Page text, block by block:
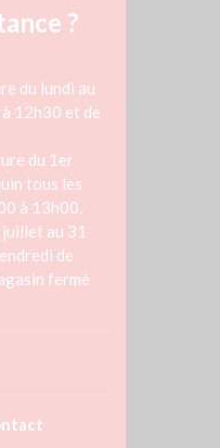
?
du lundi au
12h30 et de
du 1er
tous les
à 13h00.
au 31
de
fermé